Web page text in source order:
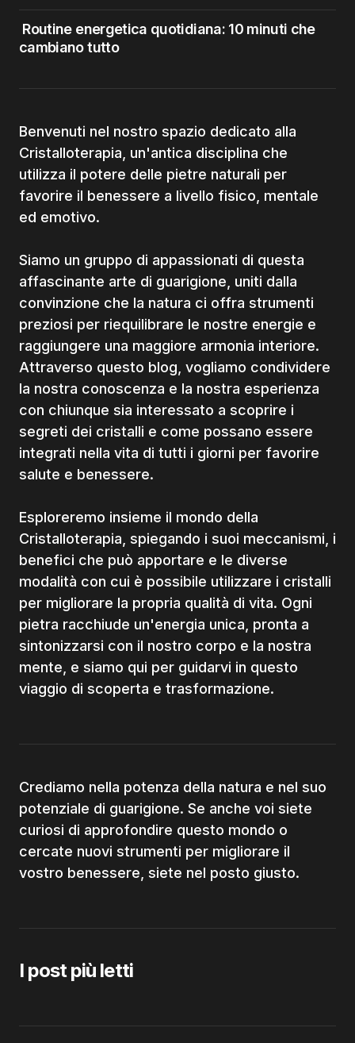
Routine energetica quotidiana: 10 minuti che
cambiano tutto
Benvenuti nel nostro spazio dedicato alla
Cristalloterapia, un'antica disciplina che
utilizza il potere delle pietre naturali per
favorire il benessere a livello fisico, mentale
ed emotivo.
Siamo un gruppo di appassionati di questa
affascinante arte di guarigione, uniti dalla
convinzione che la natura ci offra strumenti
preziosi per riequilibrare le nostre energie e
raggiungere una maggiore armonia interiore.
Attraverso questo blog, vogliamo condividere
la nostra conoscenza e la nostra esperienza
con chiunque sia interessato a scoprire i
segreti dei cristalli e come possano essere
integrati nella vita di tutti i giorni per favorire
salute e benessere.
Esploreremo insieme il mondo della
Cristalloterapia, spiegando i suoi meccanismi, i
benefici che può apportare e le diverse
modalità con cui è possibile utilizzare i cristalli
per migliorare la propria qualità di vita. Ogni
pietra racchiude un'energia unica, pronta a
sintonizzarsi con il nostro corpo e la nostra
mente, e siamo qui per guidarvi in questo
viaggio di scoperta e trasformazione.
Crediamo nella potenza della natura e nel suo
potenziale di guarigione. Se anche voi siete
curiosi di approfondire questo mondo o
cercate nuovi strumenti per migliorare il
vostro benessere, siete nel posto giusto.
I post più letti